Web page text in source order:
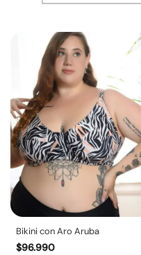
Bikini con Aro Aruba
$96.990